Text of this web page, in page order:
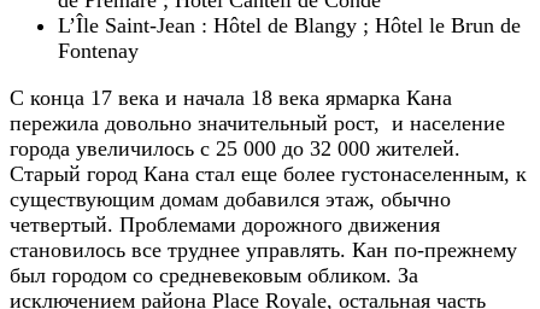
L’Île Saint-Jean : Hôtel de Blangy ; Hôtel le Brun de
Fontenay
С конца 17 века и начала 18 века ярмарка Кана
пережила довольно значительный рост, и население
города увеличилось с 25 000 до 32 000 жителей.
Старый город Кана стал еще более густонаселенным, к
существующим домам добавился этаж, обычно
четвертый. Проблемами дорожного движения
становилось все труднее управлять. Кан по-прежнему
был городом со средневековым обликом. За
исключением района Place Royale, остальная часть